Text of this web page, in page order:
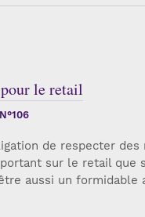
le retail
de respecter des
sur le retail que
aussi un formidable